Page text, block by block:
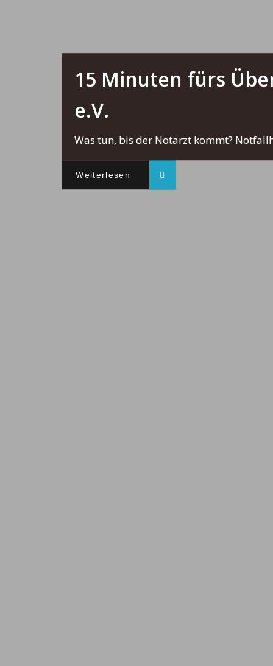
15 Minuten fürs
e.V.
Was tun, bis der Notarzt kommt?
Weiterlesen